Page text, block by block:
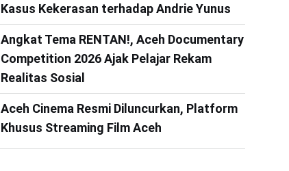
Kasus Kekerasan terhadap Andrie Yunus
Angkat Tema RENTAN!, Aceh Documentary
Competition 2026 Ajak Pelajar Rekam
Realitas Sosial
Aceh Cinema Resmi Diluncurkan, Platform
Khusus Streaming Film Aceh